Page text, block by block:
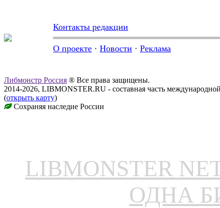
Контакты редакции
О проекте · Новости · Реклама
Либмонстр Россия ® Все права защищены.
2014-2026, LIBMONSTER.RU - составная часть
(открыть карту)
Сохраняя наследие России
LIBMONSTER
ОДНА